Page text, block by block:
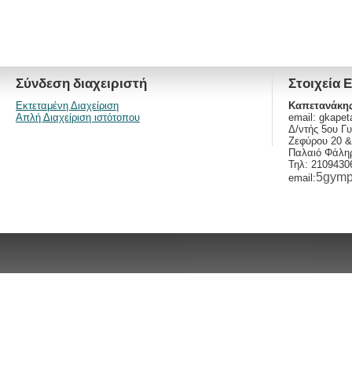
Σύνδεση διαχειριστή
Εκτεταμένη Διαχείριση
Απλή Διαχείριση ιστότοπου
Στοιχεία
email:
Δ/ντής 5ου
Ζεφύρου 20
Παλαιό
Τηλ:
email: